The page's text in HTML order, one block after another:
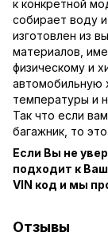
к конкретной
собирает воду
изготовлен из
материалов,
физическому и
автомобильную
температуры и
Так что если
багажник, то
Если Вы не
подходит к
VIN код и мы
Отзывы